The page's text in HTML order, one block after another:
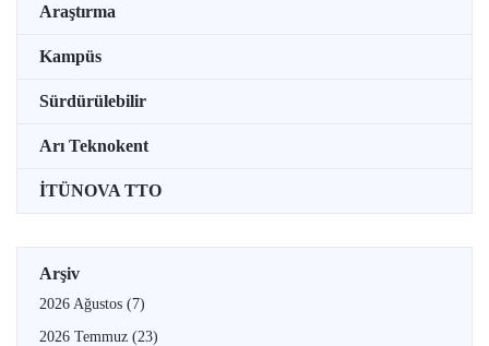
Araştırma
Kampüs
Sürdürülebilir
Arı Teknokent
İTÜNOVA TTO
Arşiv
2026 Ağustos (7)
2026 Temmuz (23)